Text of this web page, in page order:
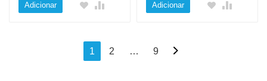
Adicionar Adicionar
Navegação
1 2 … 9